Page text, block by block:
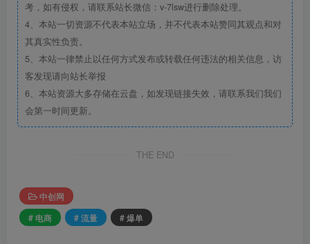
考，如有侵权，请联系站长微信：v-7lsw进行删除处理。
4、本站一切资源不代表本站立场，并不代表本站赞同其观点和对
其真实性负责。
5、本站一律禁止以任何方式发布或转载任何违法的相关信息，访
客发现请向站长举报
6、本站资源大多存储在云盘，如发现链接失效，请联系我们我们
会第一时间更新。
THE END
中创网
# 电商
# 流量 # 爆单